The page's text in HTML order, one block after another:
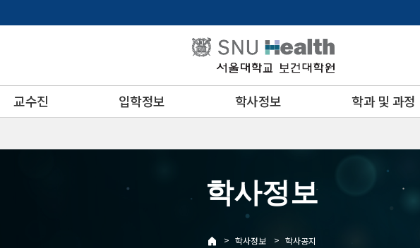
교수진 입학정보 학사정보
학과 및 과정
학사정보
> 학사정보 > 학사공지